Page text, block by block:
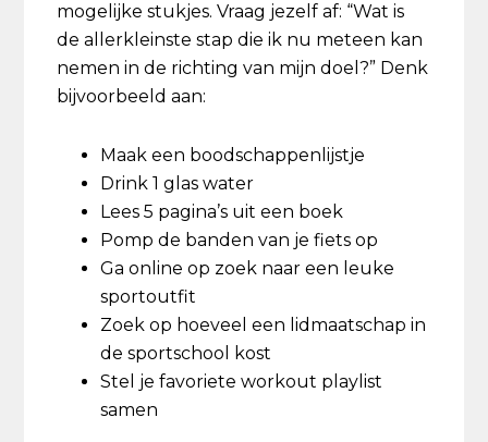
mogelijke stukjes. Vraag jezelf af: “Wat is
de allerkleinste stap die ik nu meteen kan
nemen in de richting van mijn doel?” Denk
bijvoorbeeld aan:
Maak een boodschappenlijstje
Drink 1 glas water
Lees 5 pagina’s uit een boek
Pomp de banden van je fiets op
Ga online op zoek naar een leuke
sportoutfit
Zoek op hoeveel een lidmaatschap in
de sportschool kost
Stel je favoriete workout playlist
samen